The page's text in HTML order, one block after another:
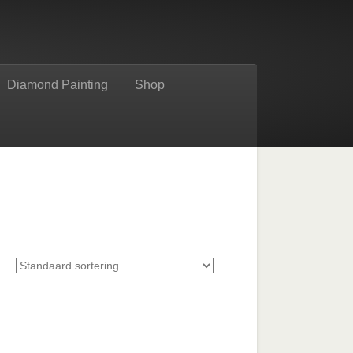
Diamond Painting Shop